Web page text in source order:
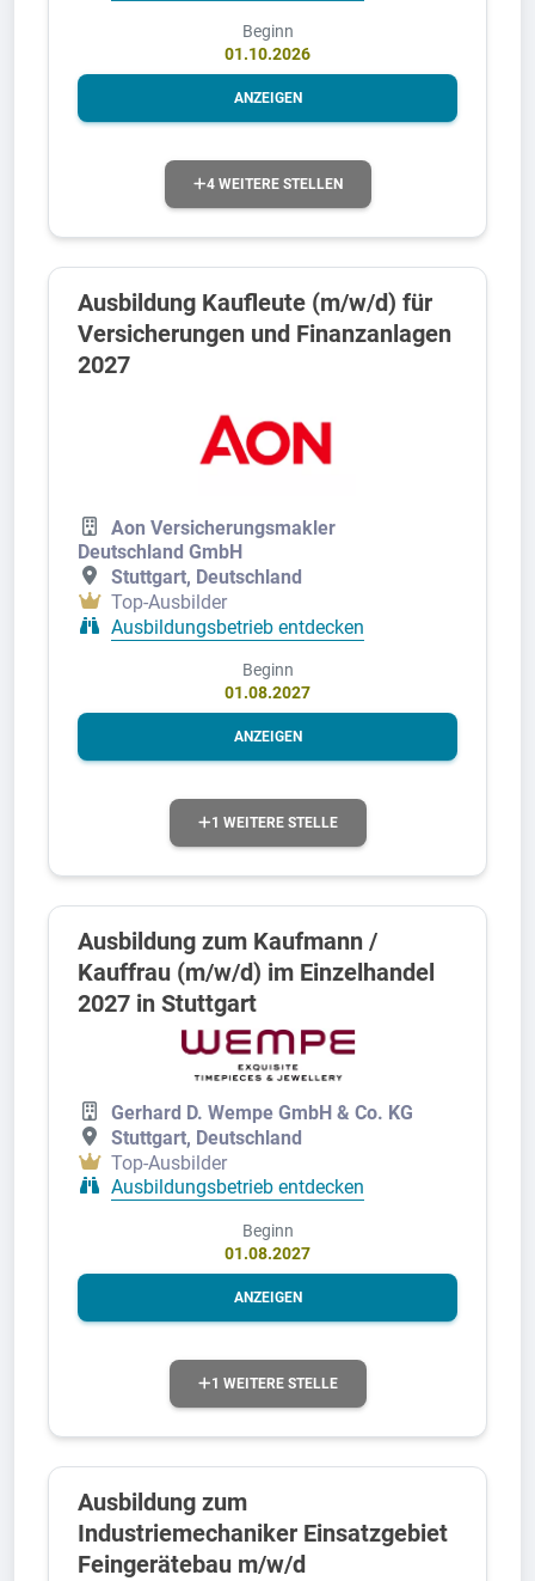
Beginn
01.10.2026
ANZEIGEN
4 WEITERE STELLEN
Ausbildung Kaufleute (m/w/d) für
Versicherungen und Finanzanlagen
2027
Aon Versicherungsmakler
Deutschland GmbH
Stuttgart, Deutschland
Top-Ausbilder
Ausbildungsbetrieb entdecken
Beginn
01.08.2027
ANZEIGEN
1 WEITERE STELLE
Ausbildung zum Kaufmann /
Kauffrau (m/w/d) im Einzelhandel
2027 in Stuttgart
Gerhard D. Wempe GmbH & Co. KG
Stuttgart, Deutschland
Top-Ausbilder
Ausbildungsbetrieb entdecken
Beginn
01.08.2027
ANZEIGEN
1 WEITERE STELLE
Ausbildung zum
Industriemechaniker Einsatzgebiet
Feingerätebau m/w/d